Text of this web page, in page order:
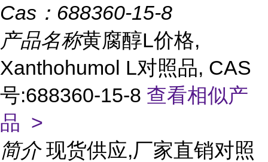
Cas： 688360-15-8
产品名称黄腐醇L价格,
Xanthohumol L对照品, CAS
号:688360-15-8 查看相似产
品 >
简介 现货供应,厂家直销对照